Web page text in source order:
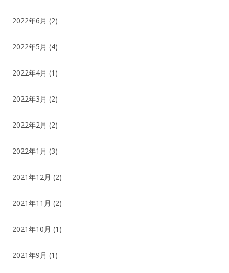
2022年6月 (2)
2022年5月 (4)
2022年4月 (1)
2022年3月 (2)
2022年2月 (2)
2022年1月 (3)
2021年12月 (2)
2021年11月 (2)
2021年10月 (1)
2021年9月 (1)